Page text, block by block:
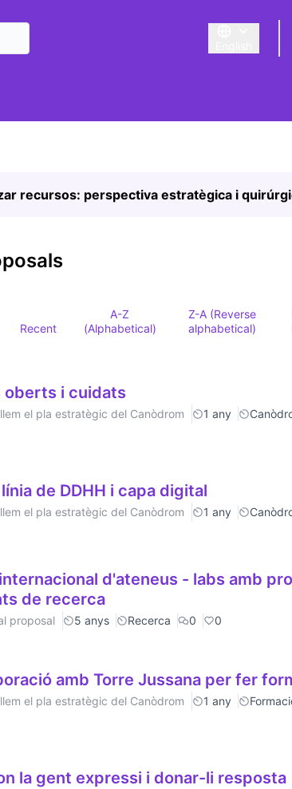
Triar la llengua
recursos: perspectiva estratègica i
Recent
A-Z
(Alphabetical)
Z-A (Reverse
alphabetical)
oberts i cuidats
el pla estratègic del Canòdrom 1 any
de DDHH i capa digital
el pla estratègic del Canòdrom 1 any
d'ateneus - labs amb
de recerca
proposal 5 anys Recerca 0 0
amb Torre Jussana per fer
el pla estratègic del Canòdrom 1 any
la gent expressi i donar-li resposta